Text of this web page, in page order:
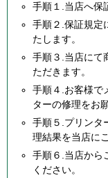
手順１.当店へ保
手順２.保証規定
たします。
手順３.当店にて
ただきます。
手順４.お客様で
ターの修理をお
手順５.プリンタ
理結果を当店に
手順６.当店から
ください。